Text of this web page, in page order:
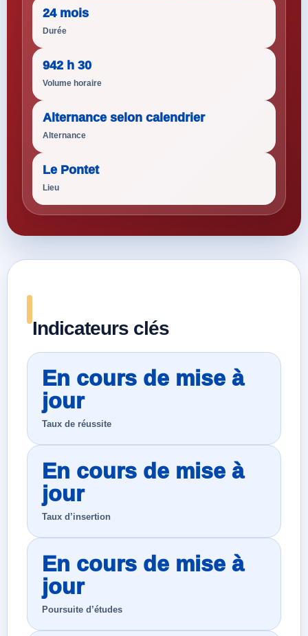
24 mois
Durée
942 h 30
Volume horaire
Alternance selon calendrier
Alternance
Le Pontet
Lieu
Indicateurs clés
En cours de mise à
jour
Taux de réussite
En cours de mise à
jour
Taux d’insertion
En cours de mise à
jour
Poursuite d’études